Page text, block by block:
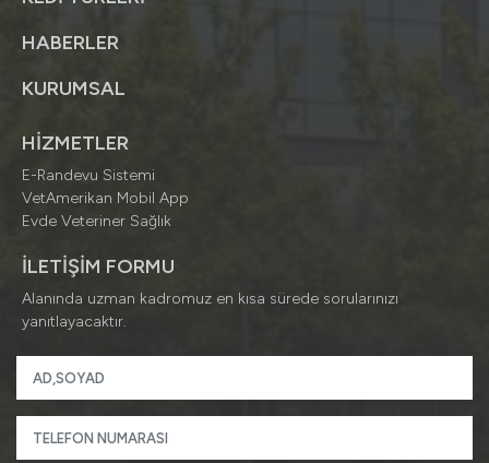
HABERLER
KURUMSAL
HİZMETLER
E-Randevu Sistemi
VetAmerikan Mobil App
Evde Veteriner Sağlık
İLETİŞİM FORMU
Alanında uzman kadromuz en kısa sürede sorularınızı
yanıtlayacaktır.